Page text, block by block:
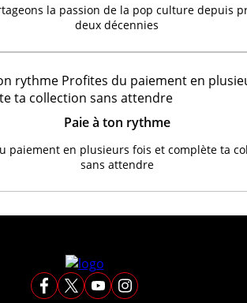
la passion de la pop culture depuis
deux décennies
Paie à ton rythme
paiement en plusieurs fois et complète ta
sans attendre